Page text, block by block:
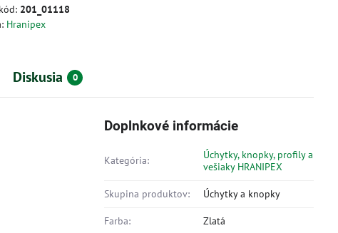
201_01118
Hranipex
Diskusia 0
Doplnkové informácie
Kategória:
Úchytky, knopky, profily a
vešiaky HRANIPEX
Skupina produktov: Úchytky a knopky
Farba: Zlatá